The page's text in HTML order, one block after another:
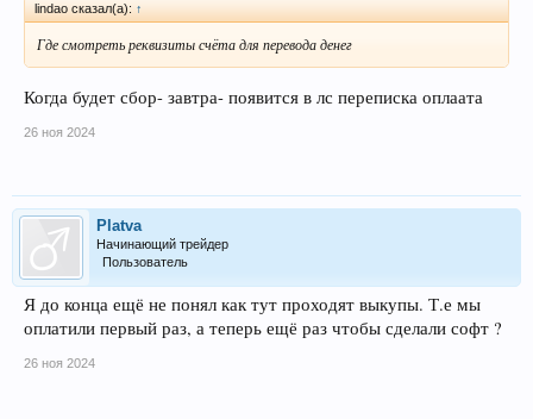
lindao сказал(а): ↑
Где смотреть реквизиты счёта для перевода денег
Когда будет сбор- завтра- появится в лс переписка оплаата
26 ноя 2024
Platva
Начинающий трейдер
Пользователь
Я до конца ещё не понял как тут проходят выкупы. Т.е мы
оплатили первый раз, а теперь ещё раз чтобы сделали софт ?
26 ноя 2024